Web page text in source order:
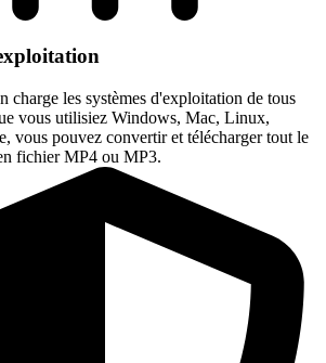
charge les systèmes d'exploitation de tous
vous utilisiez Windows, Mac, Linux,
vous pouvez convertir et télécharger tout le
fichier MP4 ou MP3.